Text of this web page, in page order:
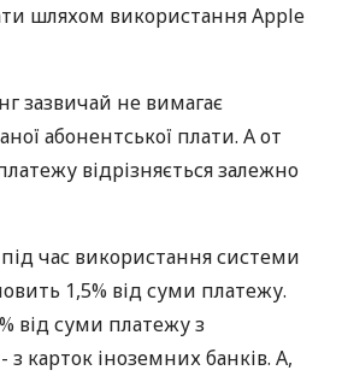
шляхом використання Apple
зазвичай не вимагає
абонентської плати. А от
відрізняється залежно
час використання системи
1,5% від суми платежу.
від суми платежу з
з карток іноземних банків. А,